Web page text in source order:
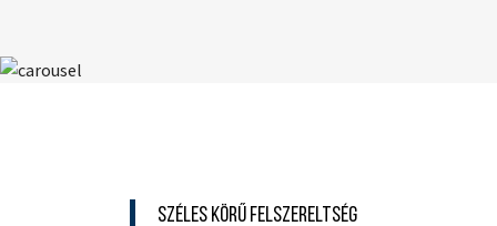
Széles körű felszereltség